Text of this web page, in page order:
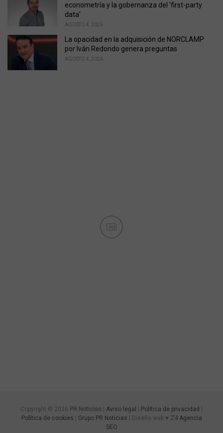
econometría y la gobernanza del 'first-party
data'
AGOSTO 4, 2026
La opacidad en la adquisición de NORCLAMP
por Iván Redondo genera preguntas
AGOSTO 4, 2026
Ad
Copyright © 2026 PR Noticias Aviso legal Política de privacidad
Política de cookies
Grupo PR Noticias | Diseño web ♥ Z4 Agencia
SEO